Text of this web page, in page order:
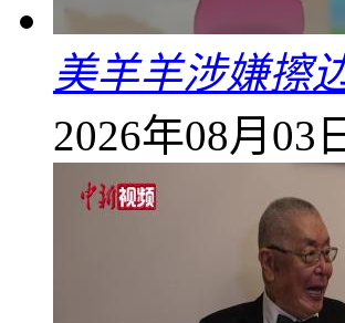
美羊羊涉嫌擦
2026年08月03